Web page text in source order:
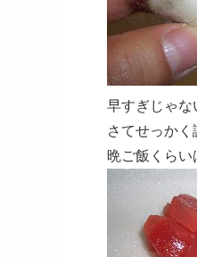
早すぎじゃな
さてせっかく
晩ご飯くら